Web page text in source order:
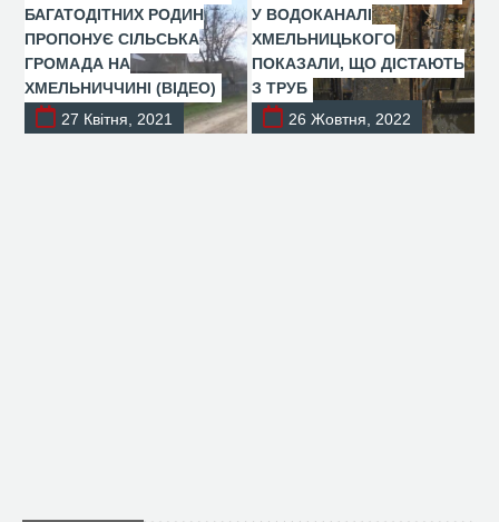
БАГАТОДІТНИХ РОДИН
ПРОПОНУЄ СІЛЬСЬКА
ГРОМАДА НА
ХМЕЛЬНИЧЧИНІ (ВІДЕО)
27 Квітня, 2021
У ВОДОКАНАЛІ
ХМЕЛЬНИЦЬКОГО
ПОКАЗАЛИ, ЩО ДІСТАЮТЬ
З ТРУБ
26 Жовтня, 2022